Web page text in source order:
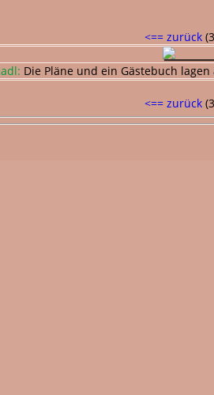
<== zurück
Die Pläne und ein Gästebuch
<== zurück